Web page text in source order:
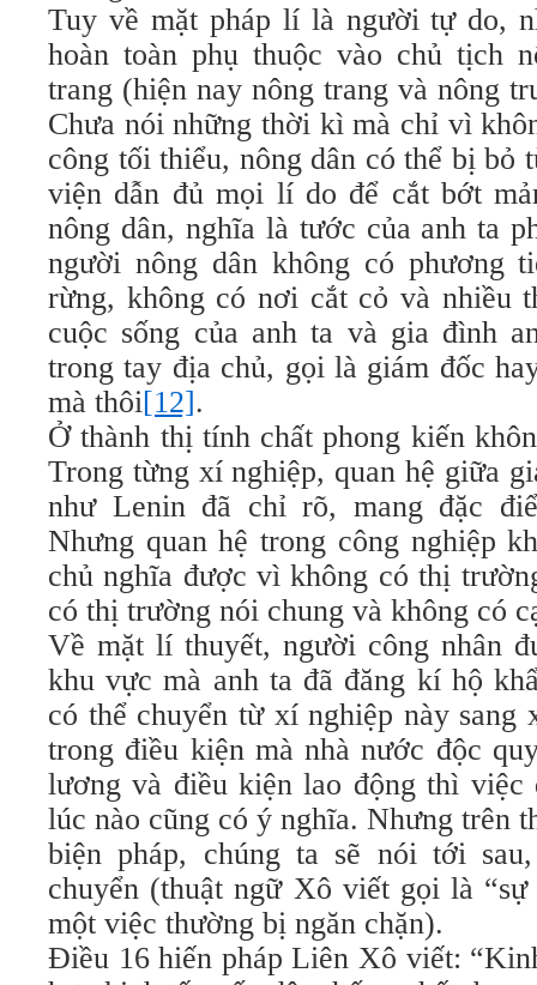
Tuy về mặt pháp lí là người tự do,
hoàn toàn phụ thuộc vào chủ tịch
trang (hiện nay nông trang và nông
Chưa nói những thời kì mà chỉ vì
công tối thiểu, nông dân có thể bị bỏ
viện dẫn đủ mọi lí do để cắt bớt
nông dân, nghĩa là tước của anh ta
người nông dân không có phương
rừng, không có nơi cắt cỏ và nhiều
cuộc sống của anh ta và gia đình
trong tay địa chủ, gọi là giám đốc
mà thôi[12].
Ở thành thị tính chất phong kiến
Trong từng xí nghiệp, quan hệ giữa
như Lenin đã chỉ rõ, mang đặc
Nhưng quan hệ trong công nghiệp
chủ nghĩa được vì không có thị
có thị trường nói chung và không có
Về mặt lí thuyết, người công nhân
khu vực mà anh ta đã đăng kí hộ
có thể chuyển từ xí nghiệp này sang
trong điều kiện mà nhà nước độc
lương và điều kiện lao động thì việc
lúc nào cũng có ý nghĩa. Nhưng trên
biện pháp, chúng ta sẽ nói tới
chuyển (thuật ngữ Xô viết gọi là “sự
một việc thường bị ngăn chặn).
Điều 16 hiến pháp Liên Xô viết: